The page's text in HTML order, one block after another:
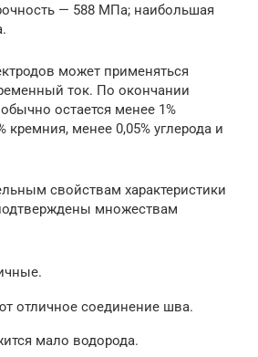
— 588 МПа; наибольшая
может применяться
ток. По окончании
остается менее 1%
кремния, менее 0,05% углерода и
свойствам характеристики
множествам
отличное соединение шва.
мало водорода.